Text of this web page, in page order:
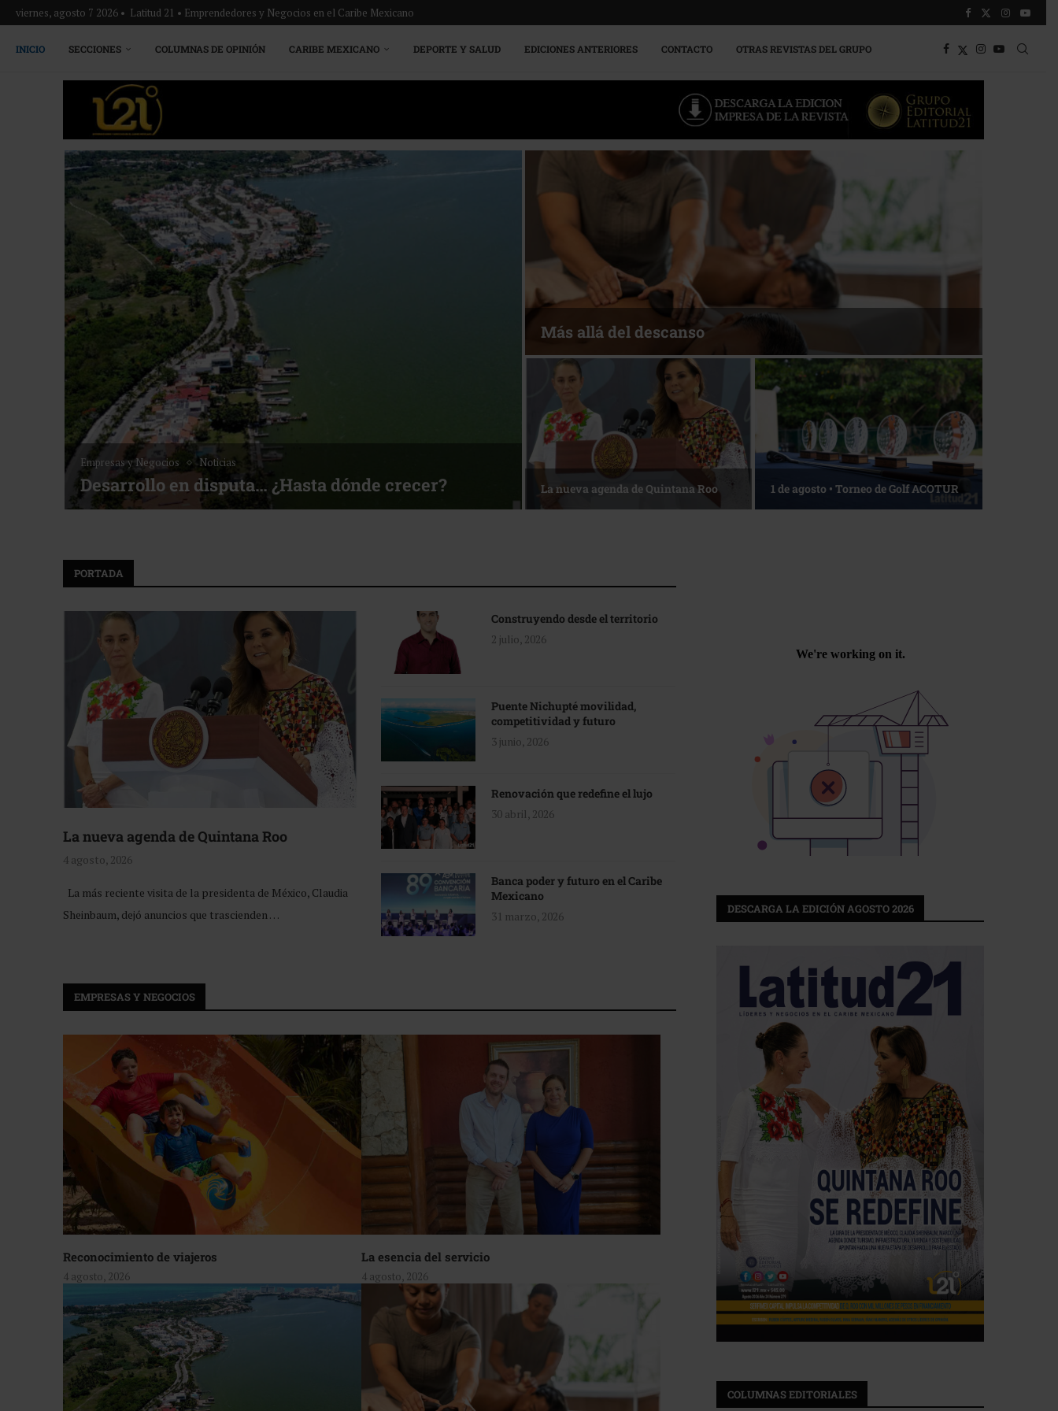
viernes, agosto 7 2026 • Latitud 21 • Emprendedores y Negocios en el Caribe Mexicano
INICIO SECCIONES COLUMNAS DE OPINIÓN CARIBE MEXICANO DEPORTE Y SALUD EDICIONES ANTERIORES CONTACTO OTRAS REVISTAS DEL GRUPO
Empresas y Negocios Noticias
Desarrollo en disputa… ¿Hasta dónde crecer?
Más allá del descanso
La nueva agenda de Quintana Roo 1 de agosto • Torneo de Golf ACOTUR
PORTADA
La nueva agenda de Quintana Roo
4 agosto, 2026
La más reciente visita de la presidenta de México, Claudia
Sheinbaum, dejó anuncios que trascienden …
Construyendo desde el territorio
2 julio, 2026
Puente Nichupté movilidad,
competitividad y futuro
3 junio, 2026
Renovación que redefine el lujo
30 abril, 2026
Banca poder y futuro en el Caribe
Mexicano
31 marzo, 2026
EMPRESAS Y NEGOCIOS
Reconocimiento de viajeros
4 agosto, 2026
La esencia del servicio
4 agosto, 2026
DESCARGA LA EDICIÓN AGOSTO 2026
COLUMNAS EDITORIALES